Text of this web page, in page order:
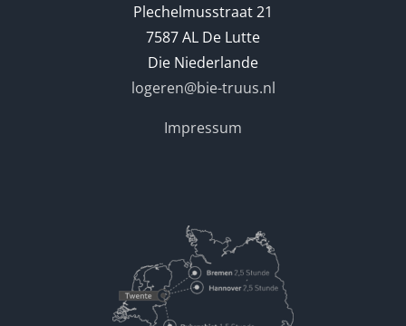
Plechelmusstraat 21
7587 AL De Lutte
Die Niederlande
logeren@bie-truus.nl
Impressum